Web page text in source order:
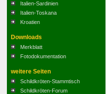
Italien-Sardinien
Italien-Toskana
Kroatien
Downloads
Merkblatt
Fotodokumentation
weitere Seiten
Schildkröten-Stammtisch
Schildkröten-Forum